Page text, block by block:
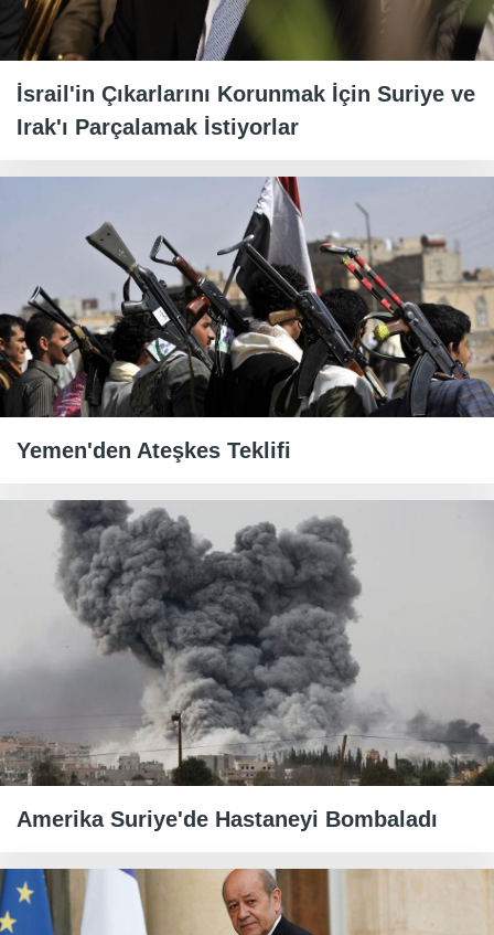
İsrail'in Çıkarlarını Korunmak İçin Suriye ve
Irak'ı Parçalamak İstiyorlar
Yemen'den Ateşkes Teklifi
Amerika Suriye'de Hastaneyi Bombaladı